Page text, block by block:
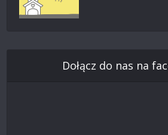
Dołącz do nas na